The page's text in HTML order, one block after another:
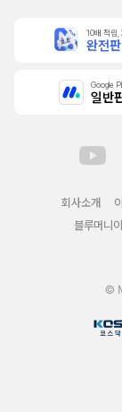
10배 적립,
완전
Google
일반
회사소개
블루머니
©